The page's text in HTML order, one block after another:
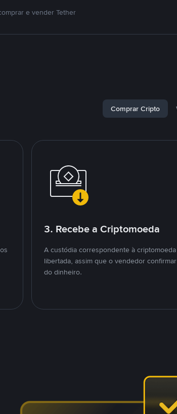
e vender Tether
Comprar Cripto
3. Recebe a Criptomoeda
A custódia correspondente à
libertada, assim que o vendedor
do dinheiro.